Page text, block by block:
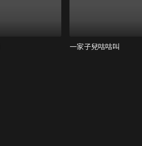
一家子兒咕咕叫